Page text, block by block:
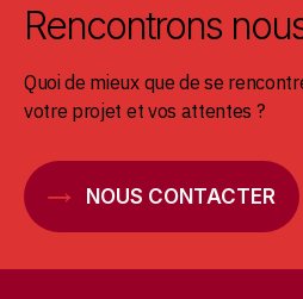
Rencontrons
Quoi de mieux que de se
votre projet et vos attentes ?
NOUS CONTACTER